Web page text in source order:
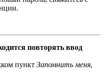
повторять ввод
пункт Запомнить меня,